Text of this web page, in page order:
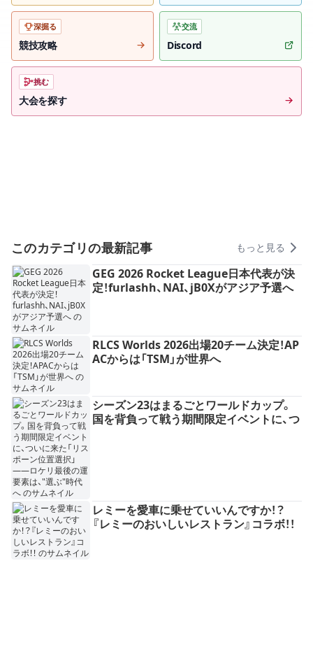
深掘る
競技攻略
交流
Discord
挑む
大会を探す
このカテゴリの最新記事 もっと見る
GEG 2026 Rocket League日本代表が決
定！furlashh、NAI、jB0Xがアジア予選へ
RLCS Worlds 2026出場20チーム決定！AP
ACからは「TSM」が世界へ
シーズン23はまるごとワールドカップ。
国を背負って戦う期間限定イベントに、つ
レミーを愛車に乗せていいんですか！？
『レミーのおいしいレストラン』コラボ！！